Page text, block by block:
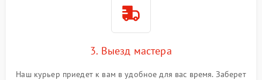
3. Выезд мастера
Наш курьер приедет к вам в удобное для вас время. Заберет